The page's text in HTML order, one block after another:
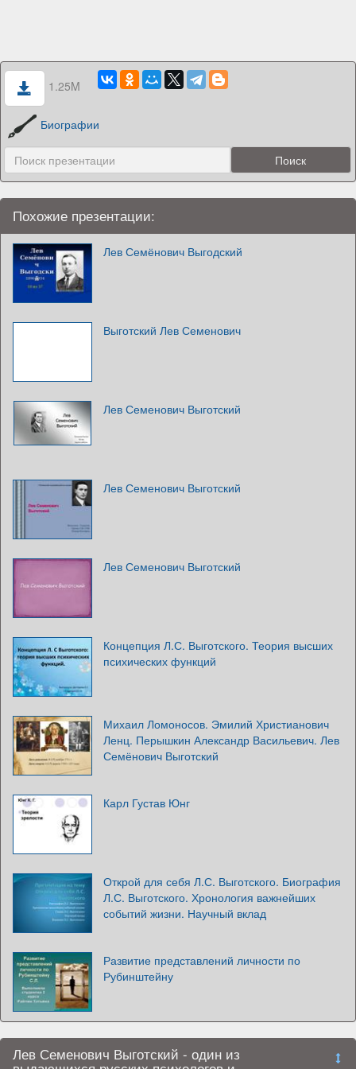
1.25M
Биографии
Похожие презентации:
Лев Семёнович Выгодский
Выготский Лев Семенович
Лев Семенович Выготский
Лев Семенович Выготский
Лев Семенович Выготский
Концепция Л.С. Выготского. Теория высших
психических функций
Михаил Ломоносов. Эмилий Христианович
Ленц. Перышкин Александр Васильевич. Лев
Семёнович Выготский
Карл Густав Юнг
Открой для себя Л.С. Выготского. Биография
Л.С. Выготского. Хронология важнейших
событий жизни. Научный вклад
Развитие представлений личности по
Рубинштейну
Лев Семенович Выготский - один из